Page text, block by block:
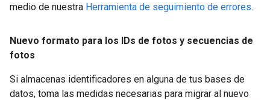
medio de nuestra Herramienta de seguimiento de errores.
Nuevo formato para los IDs de fotos y secuencias de
fotos
Si almacenas identificadores en alguna de tus bases de
datos, toma las medidas necesarias para migrar al nuevo